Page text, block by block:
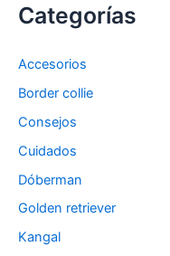
Categorías
Accesorios
Border collie
Consejos
Cuidados
Dóberman
Golden retriever
Kangal